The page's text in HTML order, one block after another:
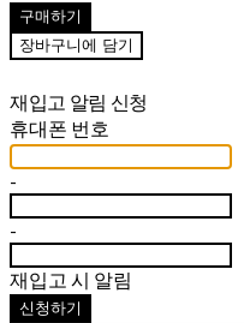
구매하기
장바구니에 담기
재입고 알림 신청
휴대폰 번호
-
-
재입고 시 알림
신청하기